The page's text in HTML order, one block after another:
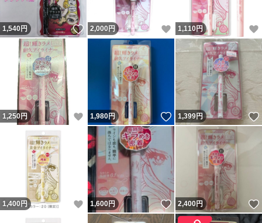
1,540円 いいね！
2,000 円 いいね！
1,110円
1,250円 いいね！
1,980円 いいね！
1,399円
1,400 円 いいね！
1,600円 いいね！
2,400円